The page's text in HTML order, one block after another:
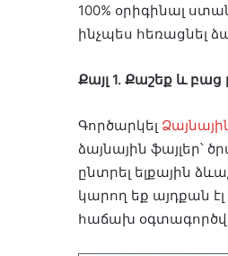
100% օրիգինալ
ինչպես հեռացնել
Քայլ 1. Քաշեք և
Գործարկել
ձայնային ֆայլեր՝
ընտրել ելքային
կարող եք այդքան էլ
հաճախ